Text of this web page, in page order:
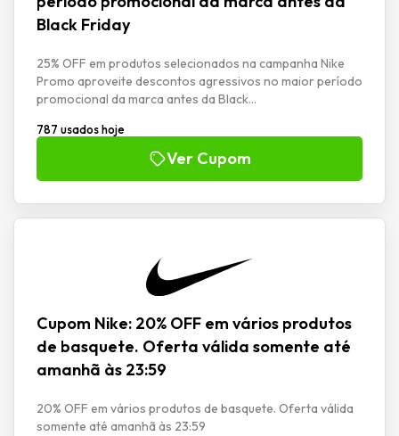
Black Friday
25% OFF em produtos selecionados na campanha Nike
Promo aproveite descontos agressivos no maior período
promocional da marca antes da Black...
787 usados hoje
Ver Cupom
Cupom Nike: 20% OFF em vários produtos
de basquete. Oferta válida somente até
amanhã às 23:59
20% OFF em vários produtos de basquete. Oferta válida
somente até amanhã às 23:59